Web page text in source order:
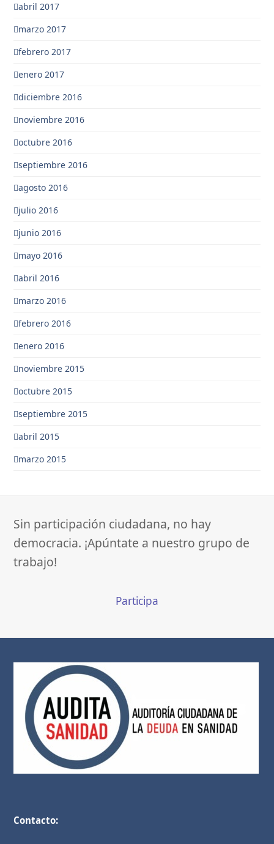
abril 2017
marzo 2017
febrero 2017
enero 2017
diciembre 2016
noviembre 2016
octubre 2016
septiembre 2016
agosto 2016
julio 2016
junio 2016
mayo 2016
abril 2016
marzo 2016
febrero 2016
enero 2016
noviembre 2015
octubre 2015
septiembre 2015
abril 2015
marzo 2015
Sin participación ciudadana, no hay
democracia. ¡Apúntate a nuestro grupo de
trabajo!
Participa
Contacto: